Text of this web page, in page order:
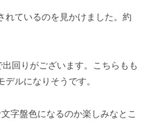
れているのを見かけました。約
回りがございます。こちらもも
ルになりそうです。
字盤色になるのか楽しみなとこ